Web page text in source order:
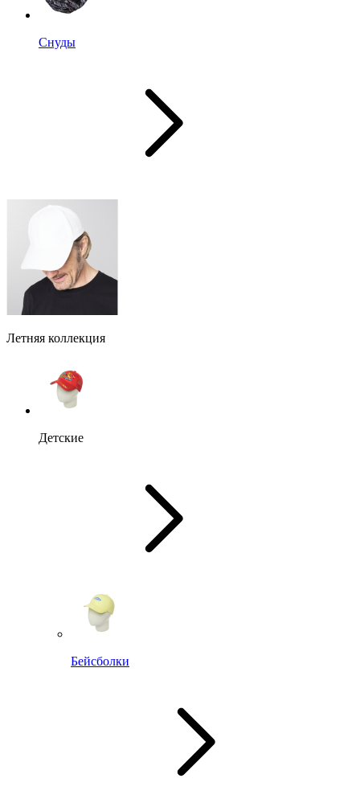
Снуды
Летняя коллекция
Детские
Бейсболки